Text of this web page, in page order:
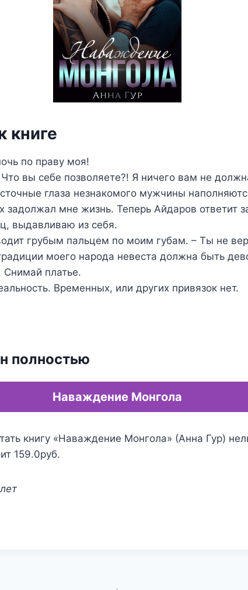
книге
по праву моя!
вы себе позволяете?! Я ничего вам не
глаза незнакомого мужчины
задолжал мне жизнь. Теперь Айдаров ответит
выдавливаю из себя.
грубым пальцем по моим губам. – Ты не
моего народа невеста должна быть
Снимай платье.
Временных, или других привязок нет.
полностью
Наваждение Монгола
книгу «Наваждение Монгола» (Анна Гур)
159.0руб.